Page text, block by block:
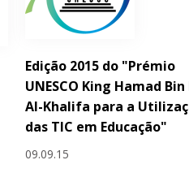
Edição 2015 do "Prémio
UNESCO King Hamad Bin
Al-Khalifa para a
das TIC em Educação"
09.09.15